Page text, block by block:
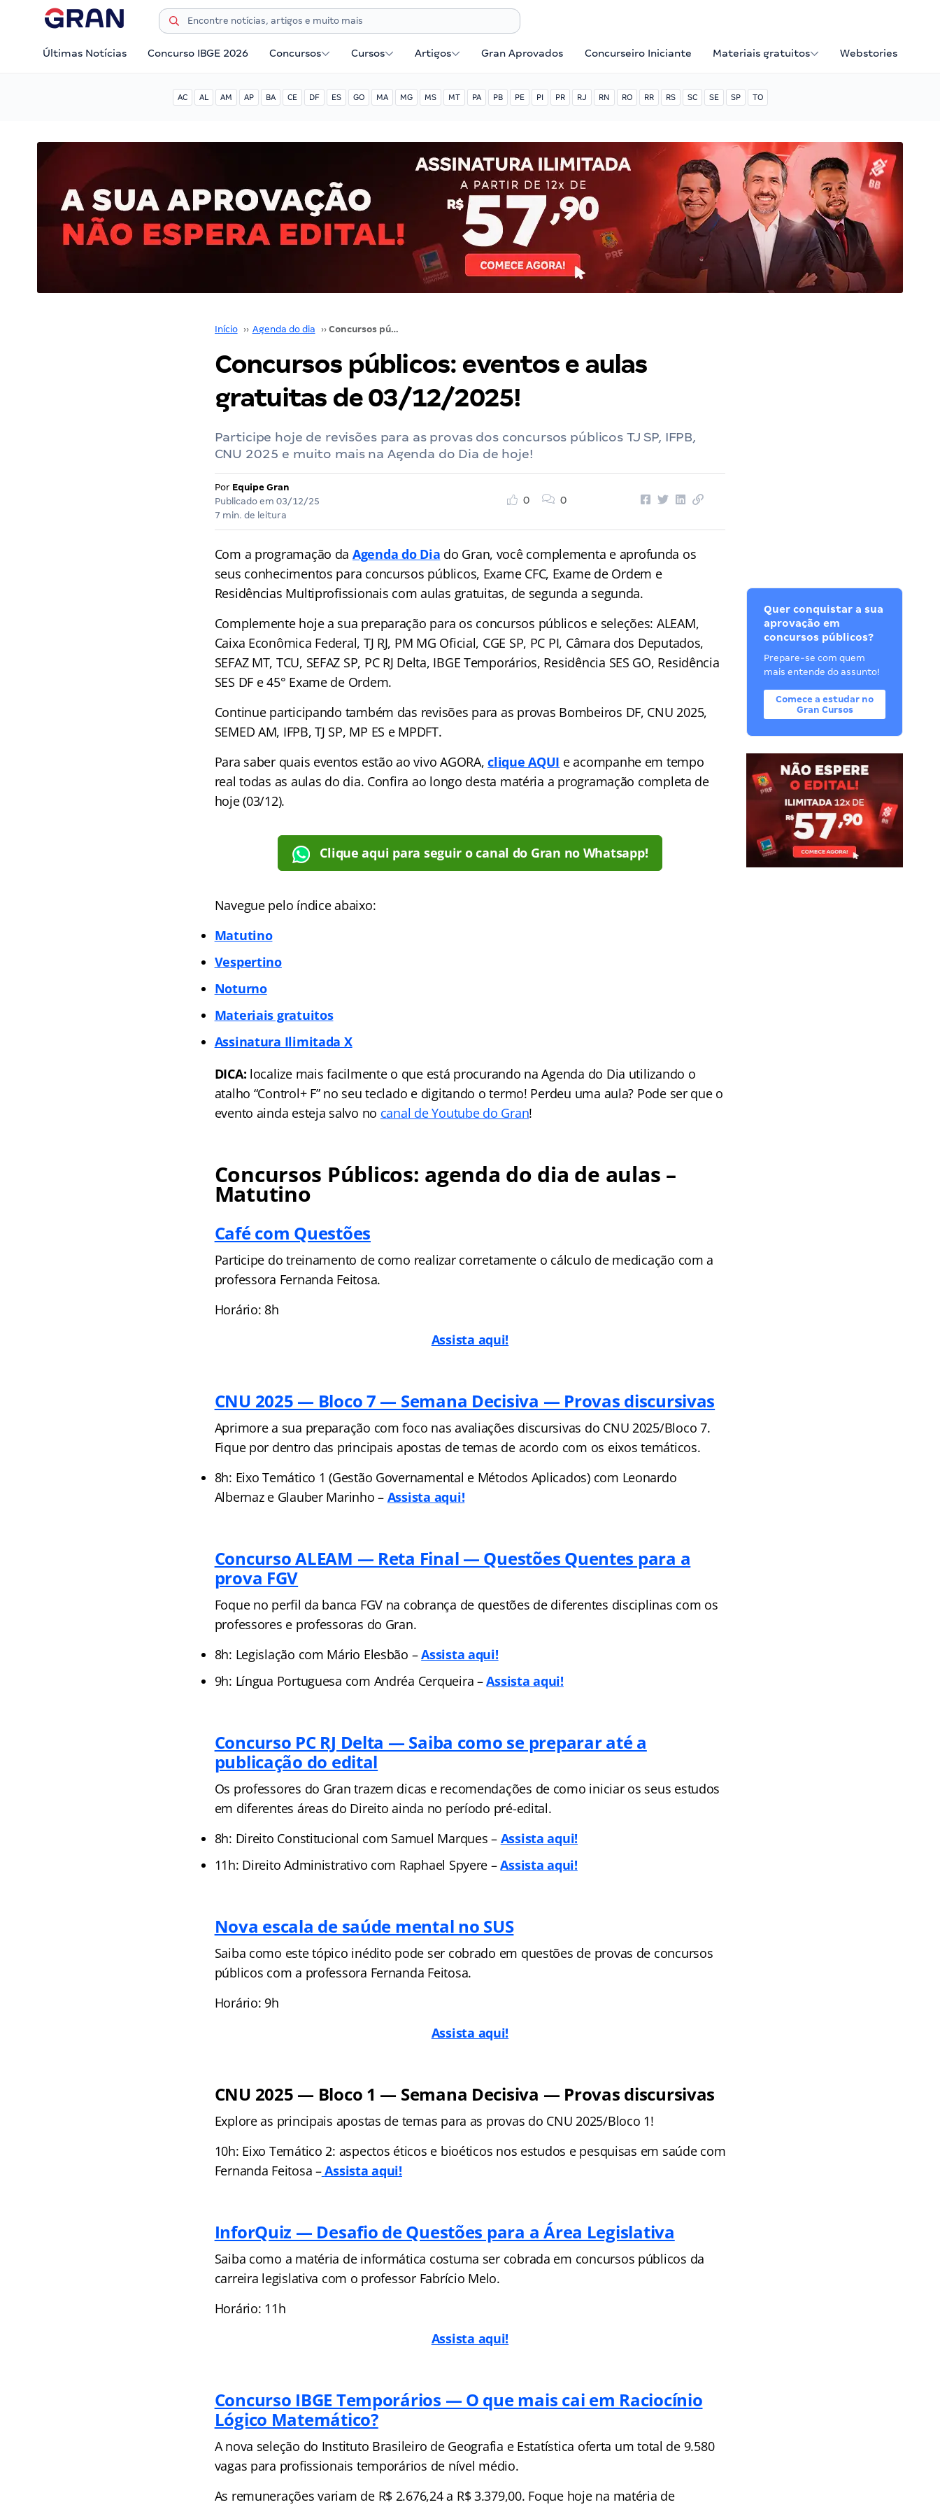
Últimas Notícias Concurso IBGE 2026 Concursos Cursos Artigos Gran Aprovados Concurseiro Iniciante Materiais gratuitos Webstories
AC AL AM AP BA CE DF ES GO MA MG MS MT PA PB PE PI PR RJ RN RO RR RS SC SE SP TO
Início ›› Agenda do dia ›› Concursos públicos: eventos e aulas gratuitas de 03/12/2025!
Concursos públicos: eventos e aulas
gratuitas de 03/12/2025!
Participe hoje de revisões para as provas dos concursos públicos TJ SP, IFPB,
CNU 2025 e muito mais na Agenda do Dia de hoje!
Por Equipe Gran
Publicado em 03/12/25
7 min. de leitura
0 0
Com a programação da Agenda do Dia do Gran, você complementa e aprofunda os
seus conhecimentos para concursos públicos, Exame CFC, Exame de Ordem e
Residências Multiprofissionais com aulas gratuitas, de segunda a segunda.
Complemente hoje a sua preparação para os concursos públicos e seleções: ALEAM,
Caixa Econômica Federal, TJ RJ, PM MG Oficial, CGE SP, PC PI, Câmara dos Deputados,
SEFAZ MT, TCU, SEFAZ SP, PC RJ Delta, IBGE Temporários, Residência SES GO, Residência
SES DF e 45° Exame de Ordem.
Continue participando também das revisões para as provas Bombeiros DF, CNU 2025,
SEMED AM, IFPB, TJ SP, MP ES e MPDFT.
Para saber quais eventos estão ao vivo AGORA,clique AQUI e acompanhe em tempo
real todas as aulas do dia. Confira ao longo desta matéria a programação completa de
hoje (03/12).
Clique aqui para seguir o canal do Gran no Whatsapp!
Navegue pelo índice abaixo:
Matutino
Vespertino
Noturno
Materiais gratuitos
Assinatura Ilimitada X
DICA: localize mais facilmente o que está procurando na Agenda do Dia utilizando o
atalho “Control+ F” no seu teclado e digitando o termo! Perdeu uma aula? Pode ser que o
evento ainda esteja salvo no canal de Youtube do Gran!
Concursos Públicos: agenda do dia de aulas –
Matutino
Café com Questões
Participe do treinamento de como realizar corretamente o cálculo de medicação com a
professora Fernanda Feitosa.
Horário: 8h
Assista aqui!
CNU 2025 — Bloco 7 — Semana Decisiva — Provas discursivas
Aprimore a sua preparação com foco nas avaliações discursivas do CNU 2025/Bloco 7.
Fique por dentro das principais apostas de temas de acordo com os eixos temáticos.
8h: Eixo Temático 1 (Gestão Governamental e Métodos Aplicados) com Leonardo
Albernaz e Glauber Marinho – Assista aqui!
Concurso ALEAM — Reta Final — Questões Quentes para a
prova FGV
Foque no perfil da banca FGV na cobrança de questões de diferentes disciplinas com os
professores e professoras do Gran.
8h: Legislação com Mário Elesbão –Assista aqui!
9h: Língua Portuguesa com Andréa Cerqueira –Assista aqui!
Concurso PC RJ Delta — Saiba como se preparar até a
publicação do edital
Os professores do Gran trazem dicas e recomendações de como iniciar os seus estudos
em diferentes áreas do Direito ainda no período pré-edital.
8h: Direito Constitucional com Samuel Marques – Assista aqui!
11h: Direito Administrativo com Raphael Spyere –Assista aqui!
Nova escala de saúde mental no SUS
Saiba como este tópico inédito pode ser cobrado em questões de provas de concursos
públicos com a professora Fernanda Feitosa.
Horário: 9h
Assista aqui!
CNU 2025 — Bloco 1 — Semana Decisiva — Provas discursivas
Explore as principais apostas de temas para as provas do CNU 2025/Bloco 1!
10h: Eixo Temático 2: aspectos éticos e bioéticos nos estudos e pesquisas em saúde com
Fernanda Feitosa –Assista aqui!
InforQuiz — Desafio de Questões para a Área Legislativa
Saiba como a matéria de informática costuma ser cobrada em concursos públicos da
carreira legislativa com o professor Fabrício Melo.
Horário: 11h
Assista aqui!
Concurso IBGE Temporários — O que mais cai em Raciocínio
Lógico Matemático?
A nova seleção do Instituto Brasileiro de Geografia e Estatística oferta um total de 9.580
vagas para profissionais temporários de nível médio.
As remunerações variam de R$ 2.676,24 a R$ 3.379,00. Foque hoje na matéria de
Quer conquistar a sua
aprovação em
concursos públicos?
Prepare-se com quem
mais entende do assunto!
Comece a estudar no
Gran Cursos